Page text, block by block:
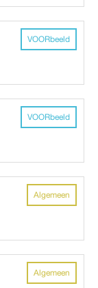
VOORbeeld
VOORbeeld
Algemeen
Algemeen